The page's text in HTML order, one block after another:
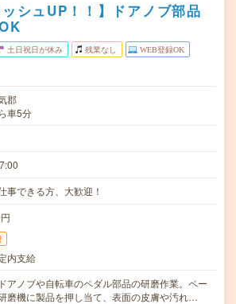
ッシュUP！！】ドアノブ部品
土日祝日が休み 残業なし WEB登録OK
郡
車5分
事できる方、大歓迎！
内支給
アノブや自転車のペダル部品の研磨作業。ペー
磨機に製品を押し当て、表面の皮膚や汚れ…